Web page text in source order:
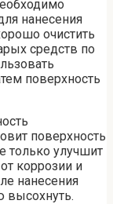
нанесения
очистить
средств по
поверхность
поверхность
только улучшит
коррозии и
нанесения
высохнуть.